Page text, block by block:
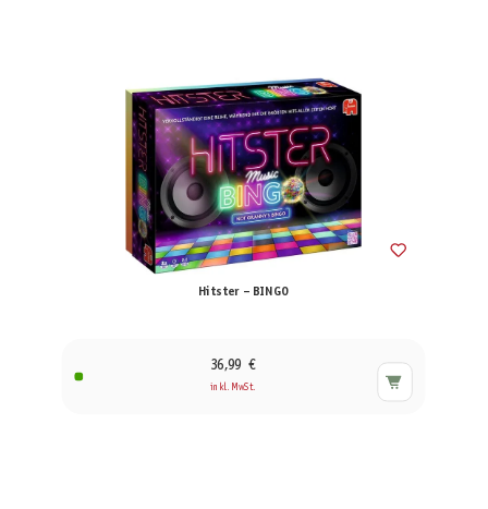
Hitster – BINGO
36,99 €
inkl. MwSt.